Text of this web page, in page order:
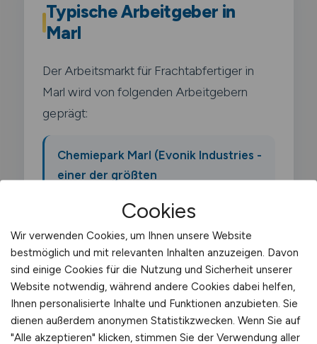
Typische Arbeitgeber in
Marl
Der Arbeitsmarkt für Frachtabfertiger in
Marl wird von folgenden Arbeitgebern
geprägt:
Chemiepark Marl (Evonik Industries -
einer der größten
Deutschlands)
Ineos Oligomers
Oxea (jetzt OQ Chemicals)
Cookies
Wir verwenden Cookies, um Ihnen unsere Website
bestmöglich und mit relevanten Inhalten anzuzeigen. Davon
sind einige Cookies für die Nutzung und Sicherheit unserer
Website notwendig, während andere Cookies dabei helfen,
Ihnen personalisierte Inhalte und Funktionen anzubieten. Sie
dienen außerdem anonymen Statistikzwecken. Wenn Sie auf
"Alle akzeptieren" klicken, stimmen Sie der Verwendung aller